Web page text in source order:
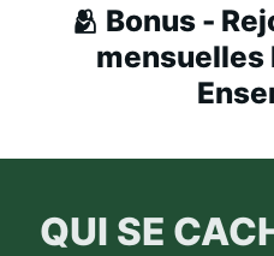
🫂 Bonus -
mensuelles
QUI SE